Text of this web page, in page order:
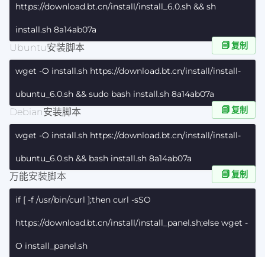
https://download.bt.cn/install/install_6.0.sh && sh
install.sh 8a14ab07a
Ubuntu安装脚本
wget -O install.sh https://download.bt.cn/install/install-
ubuntu_6.0.sh && sudo bash install.sh 8a14ab07a
复制
Debian安装脚本
wget -O install.sh https://download.bt.cn/install/install-
ubuntu_6.0.sh && bash install.sh 8a14ab07a
复制
万能安装脚本
if [ -f /usr/bin/curl ];then curl -sSO
https://download.bt.cn/install/install_panel.sh;else wget -
O install_panel.sh
复制